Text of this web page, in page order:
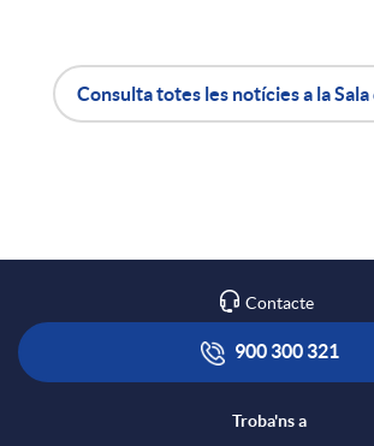
a
r
i
ó
Consulta totes les notícies a la Sala
Contacte
900 300 321
Troba'ns a